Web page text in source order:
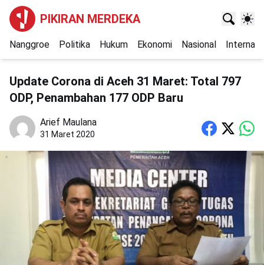
PIKIRAN MERDEKA
Nanggroe Politika Hukum Ekonomi Nasional
Update Corona di Aceh 31 Maret: Total 797
ODP, Penambahan 177 ODP Baru
Arief Maulana
31 Maret 2020